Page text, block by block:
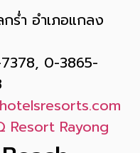
ร่ำ อำเภอแกลง
0-3865-
Resort Rayong